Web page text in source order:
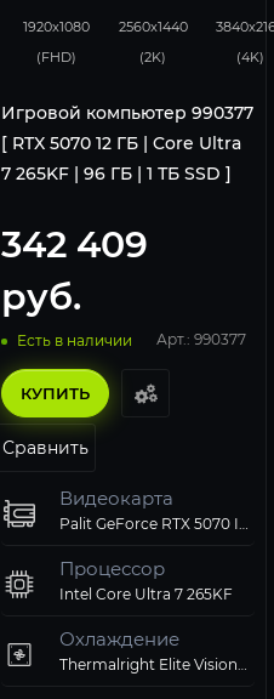
1920x1080
(FHD)
2560x1440
(2K)
(4K)
Игровой компьютер 990377
[ RTX 5070 12 ГБ | Core Ultra
7 265KF | 96 ГБ | 1 ТБ SSD ]
342 409
руб.
Есть в наличии Арт.: 990377
КУПИТЬ
Сравнить
Видеокарта
Palit GeForce RTX 5070 Infinity 3 OC
Процессор
Intel Core Ultra 7 265KF
Охлаждение
Thermalright Elite Vision 360 ARGB White